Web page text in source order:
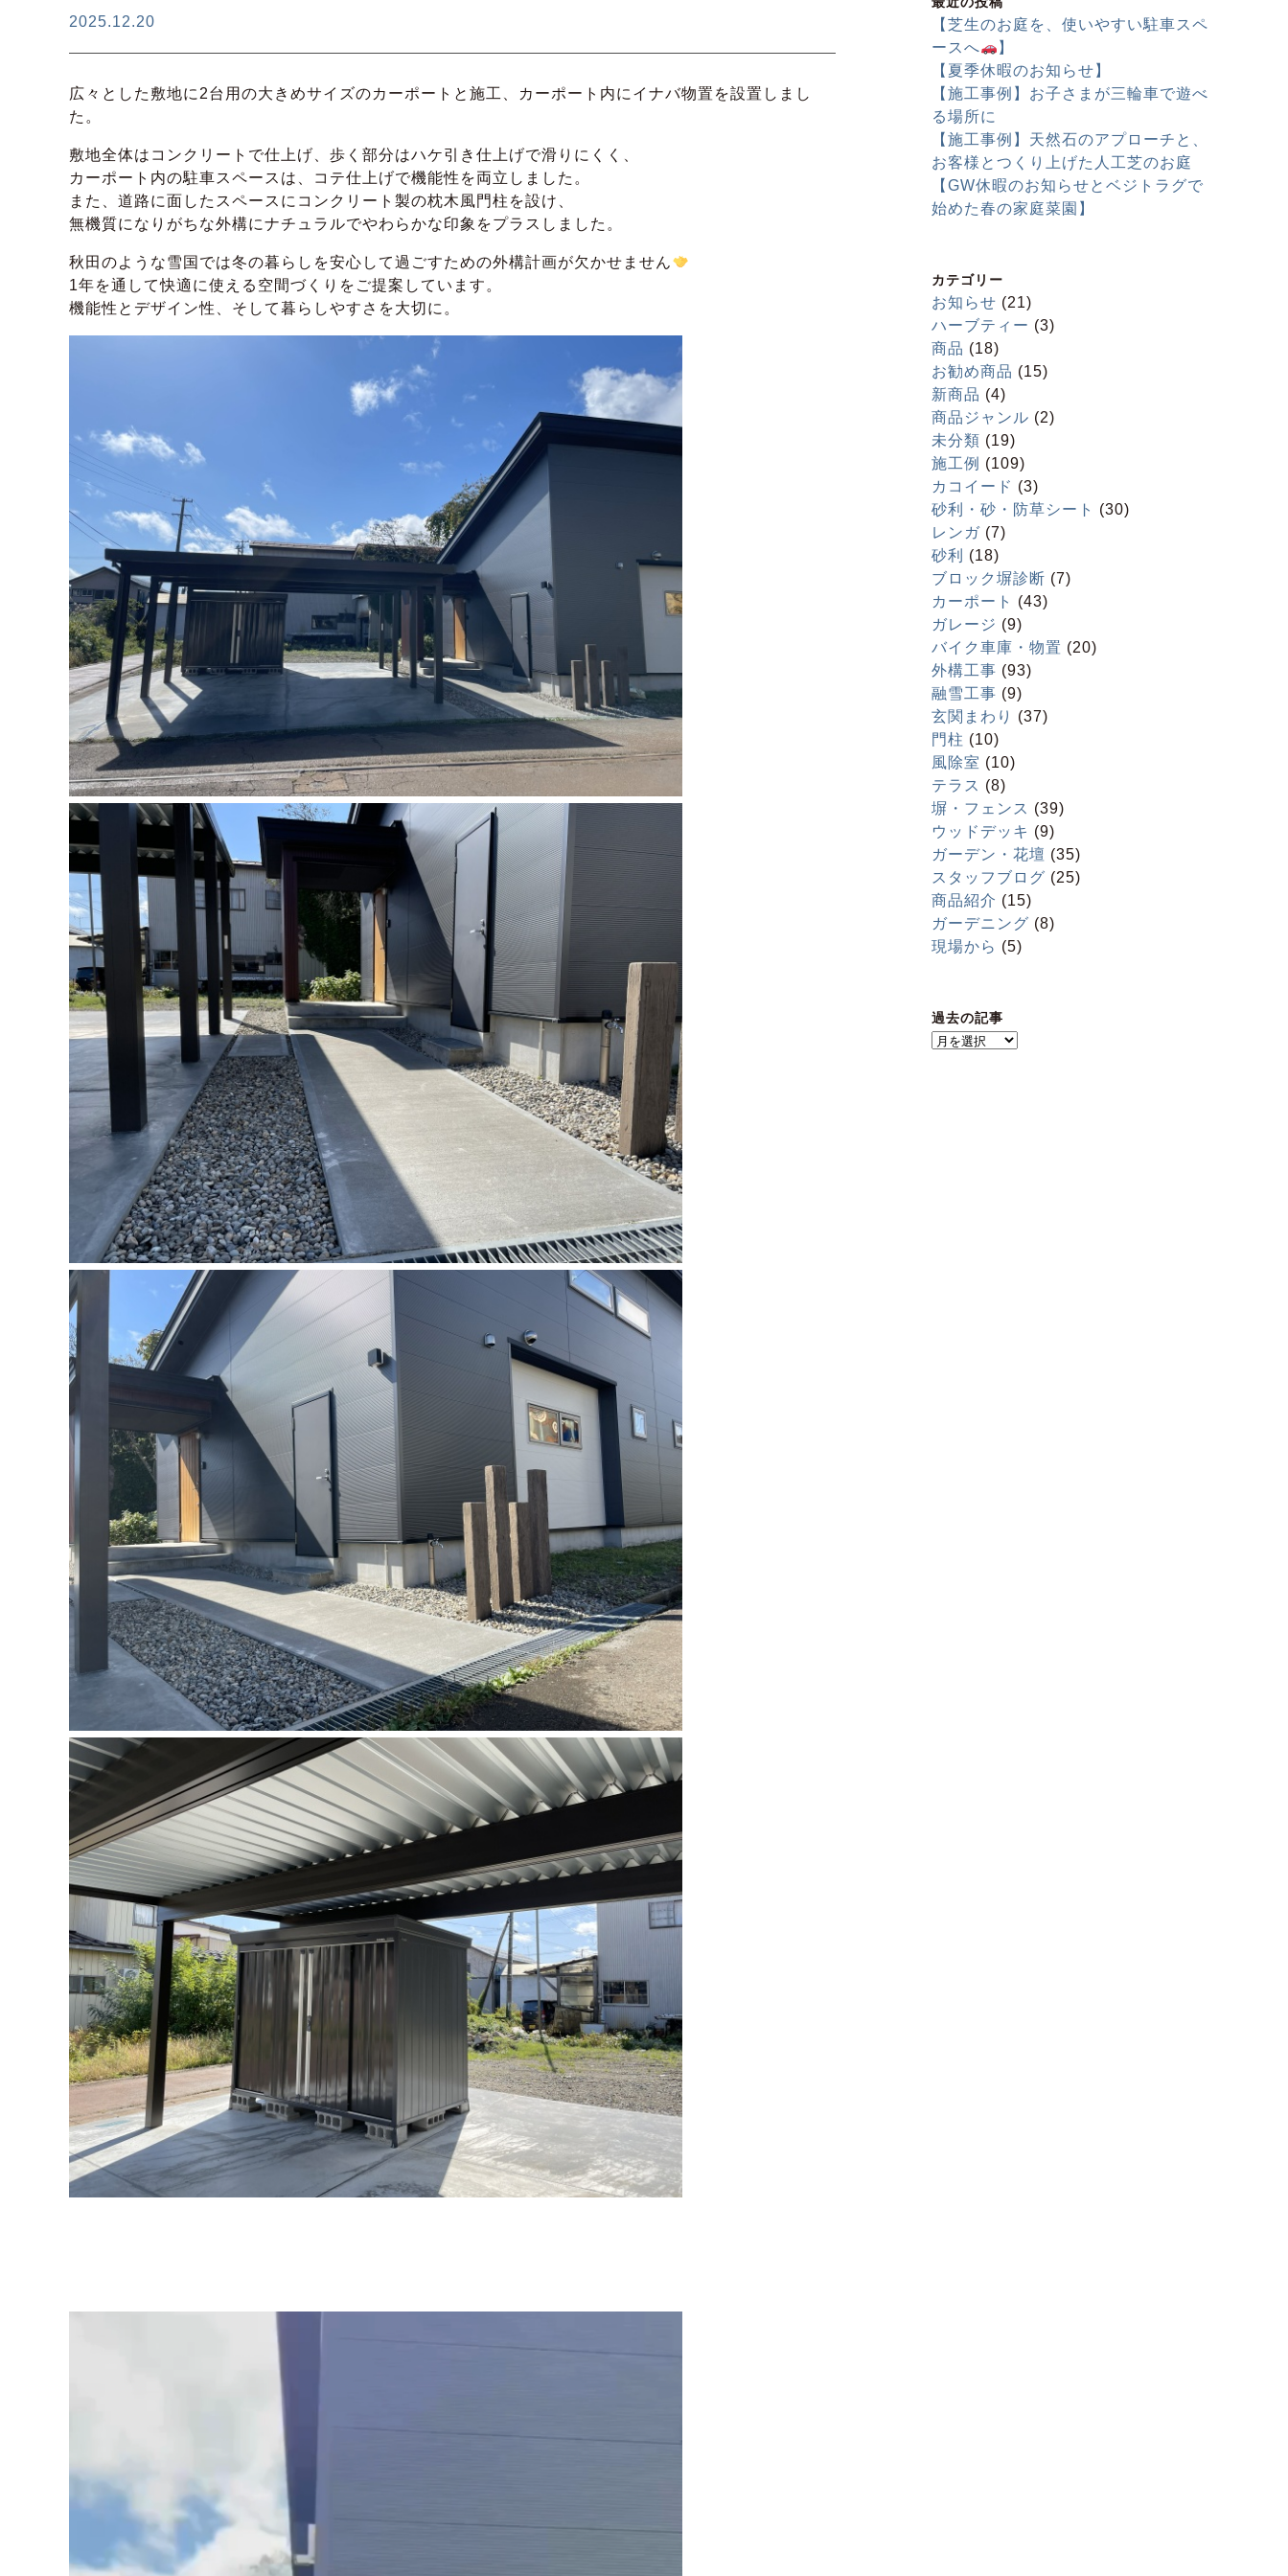
2025.12.20
広々とした敷地に2台用の大きめサイズのカーポートと施工、カーポート内にイナバ物置を設置しまし
た。
敷地全体はコンクリートで仕上げ、歩く部分はハケ引き仕上げで滑りにくく、
カーポート内の駐車スペースは、コテ仕上げで機能性を両立しました。
また、道路に面したスペースにコンクリート製の枕木風門柱を設け、
無機質になりがちな外構にナチュラルでやわらかな印象をプラスしました。
秋田のような雪国では冬の暮らしを安心して過ごすための外構計画が欠かせません
1年を通して快適に使える空間づくりをご提案しています。
機能性とデザイン性、そして暮らしやすさを大切に。
【芝生のお庭を、使いやすい駐車スペ
ースへ
】
【夏季休暇のお知らせ】
【施工事例】お子さまが三輪車で遊べ
る場所に
【施工事例】天然石のアプローチと、
お客様とつくり上げた人工芝のお庭
【GW休暇のお知らせとベジトラグで
始めた春の家庭菜園】
カテゴリー
お知らせ (21)
ハーブティー (3)
商品 (18)
お勧め商品 (15)
新商品 (4)
商品ジャンル (2)
未分類 (19)
施工例 (109)
カコイード (3)
砂利・砂・防草シート
(30)
レンガ (7)
砂利
(18)
ブロック塀診断 (7)
カーポート
(43)
ガレージ (9)
バイク車庫・物置 (20)
外構工事 (93)
融雪工事 (9)
玄関まわり
(37)
門柱 (10)
風除室 (10)
テラス (8)
塀・フェンス (39)
ウッドデッキ (9)
ガーデン・花壇 (35)
スタッフブログ (25)
商品紹介 (15)
ガーデニング (8)
現場から (5)
過去の記事
過